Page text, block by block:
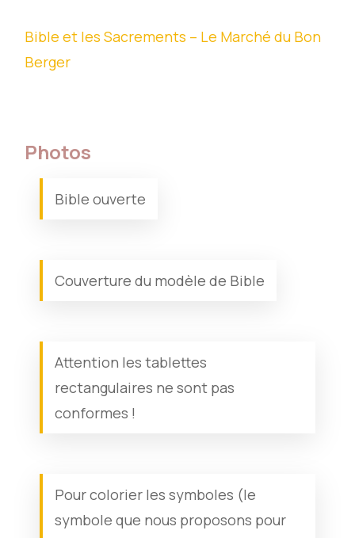
Bible et les Sacrements – Le Marché du Bon
Berger
Photos
Bible ouverte
Couverture du modèle de Bible
Attention les tablettes
rectangulaires ne sont pas
conformes !
Pour colorier les symboles (le
symbole que nous proposons pour